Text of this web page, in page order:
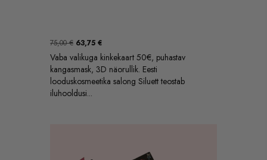
75,00€ Algne
hind
oli:
75,00 €.
63,75 €
hind
on:
63,75 €.
Vaba valikuga kinkekaart 50€, puhastav
kangasmask, 3D näorullik. Eesti
looduskosmeetika salong Siluett teostab
iluhooldusi...